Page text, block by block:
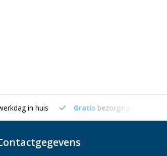
in huis Gratis bezorging vanaf €50